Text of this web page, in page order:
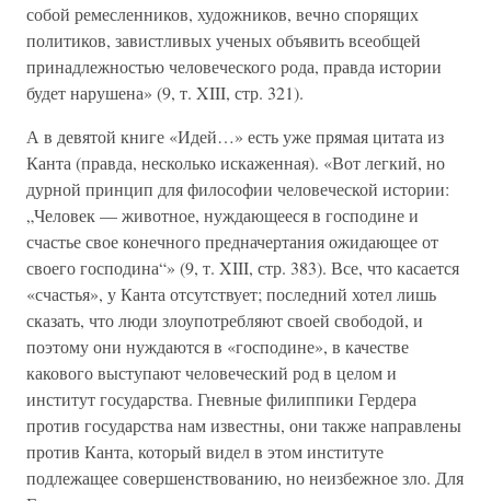
собой ремесленников, художников, вечно спорящих
политиков, завистливых ученых объявить всеобщей
принадлежностью человеческого рода, правда истории
будет нарушена» (9, т. XIII, стр. 321).
А в девятой книге «Идей…» есть уже прямая цитата из
Канта (правда, несколько искаженная). «Вот легкий, но
дурной принцип для философии человеческой истории:
„Человек — животное, нуждающееся в господине и
счастье свое конечного предначертания ожидающее от
своего господина“» (9, т. XIII, стр. 383). Все, что касается
«счастья», у Канта отсутствует; последний хотел лишь
сказать, что люди злоупотребляют своей свободой, и
поэтому они нуждаются в «господине», в качестве
какового выступают человеческий род в целом и
институт государства. Гневные филиппики Гердера
против государства нам известны, они также направлены
против Канта, который видел в этом институте
подлежащее совершенствованию, но неизбежное зло. Для